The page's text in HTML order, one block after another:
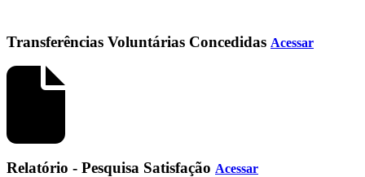
Transferências Voluntárias Concedidas Acessar
Relatório - Pesquisa Satisfação Acessar